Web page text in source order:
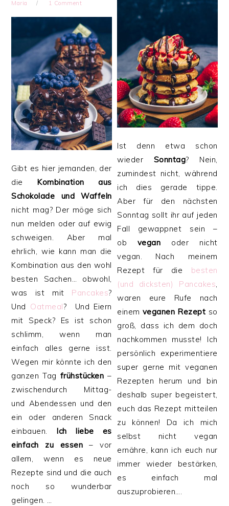
Maria
1 Comment
Gibt es hier jemanden, der
die Kombination aus
Schokolade und Waffeln
nicht mag? Der möge sich
nun melden oder auf ewig
schweigen. Aber mal
ehrlich, wie kann man die
Kombination aus den wohl
besten Sachen… obwohl,
was ist mit Pancakes?
Und Oatmeal? Und Eiern
mit Speck? Es ist schon
schlimm, wenn man
einfach alles gerne isst.
Wegen mir könnte ich den
ganzen Tag frühstücken –
zwischendurch Mittag-
und Abendessen und den
ein oder anderen Snack
einbauen. Ich liebe es
einfach zu essen – vor
allem, wenn es neue
Rezepte sind und die auch
noch so wunderbar
gelingen. …
Ist denn etwa schon
wieder Sonntag? Nein,
zumindest nicht, während
ich dies gerade tippe.
Aber für den nächsten
Sonntag sollt ihr auf jeden
Fall gewappnet sein –
ob vegan oder nicht
vegan. Nach meinem
Rezept für die besten
(und dicksten) Pancakes,
waren eure Rufe nach
einem veganen Rezept so
groß, dass ich dem doch
nachkommen musste! Ich
persönlich experimentiere
super gerne mit veganen
Rezepten herum und bin
deshalb super begeistert,
euch das Rezept mitteilen
zu können! Da ich mich
selbst nicht vegan
ernähre, kann ich euch nur
immer wieder bestärken,
es einfach mal
auszuprobieren….